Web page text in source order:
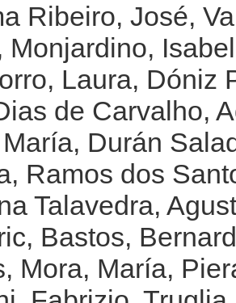
Ribeiro, José,
Monjardino,
Laura, Dóniz
de Carvalho,
, Durán
, Ramos dos
Talavedra,
, Bastos,
, Mora, María,